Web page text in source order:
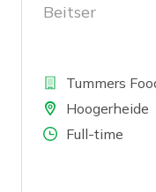
Beitser
BedrijfTummers
LocatieHoogerheide
Aantal uren
Full-time